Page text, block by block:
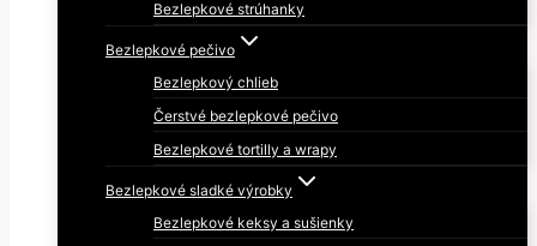
Bezlepkové strúhanky
Bezlepkové pečivo
Bezlepkový chlieb
Čerstvé bezlepkové pečivo
Bezlepkové tortilly a wrapy
Bezlepkové sladké výrobky
Bezlepkové keksy a sušienky